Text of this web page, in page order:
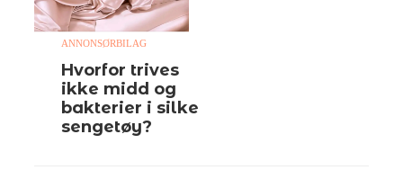
ANNONSØRBILAG
Hvorfor trives
ikke midd og
bakterier i silke
sengetøy?